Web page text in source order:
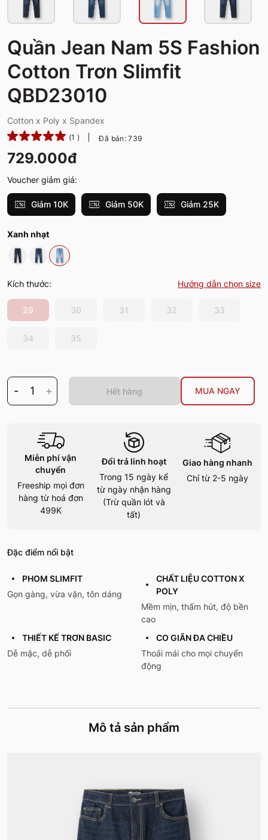
Quần Jean Nam 5S Fashion
Cotton Trơn Slimfit
QBD23010
Cotton x Poly x Spandex
(1 ) Đã bán: 739
729.000đ
Voucher giảm giá:
Giảm 10K Giảm 50K Giảm 25K
Xanh nhạt
Kích thước: Hướng dẫn chọn size
29 30 31 32 33
34 35
- 1 + Hết hàng MUA NGAY
Miễn phí vận
chuyển
Freeship mọi đơn
hàng từ hoá đơn
499K
Đổi trả linh hoạt
Trong 15 ngày kể
từ ngày nhận hàng
(Trừ quần lót và
tất)
Giao hàng nhanh
Chỉ từ 2-5 ngày
Đặc điểm nổi bật
PHOM SLIMFIT
Gọn gàng, vừa vặn, tôn dáng
CHẤT LIỆU COTTON X
POLY
Mềm mịn, thấm hút, độ bền
cao
THIẾT KẾ TRƠN BASIC
Dễ mặc, dễ phối
CO GIÃN ĐA CHIỀU
Thoải mái cho mọi chuyển
động
Mô tả sản phẩm